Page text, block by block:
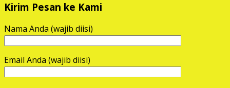
Kirim Pesan ke Kami
Nama Anda (wajib diisi)
Email Anda (wajib diisi)